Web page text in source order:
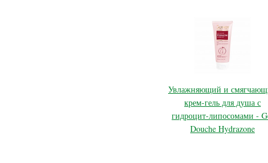
Увлажняющий и
крем-гель для душа с
гидроцит-липосомами -
Douche Hydrazone